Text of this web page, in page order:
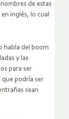
de estas
inglés, lo cual
habla del boom
y las
para ser
podría ser
sean